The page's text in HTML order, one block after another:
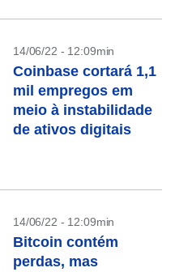
14/06/22 - 12:09min
Coinbase cortará 1,1
mil empregos em
meio à instabilidade
de ativos digitais
14/06/22 - 12:09min
Bitcoin contém
perdas, mas